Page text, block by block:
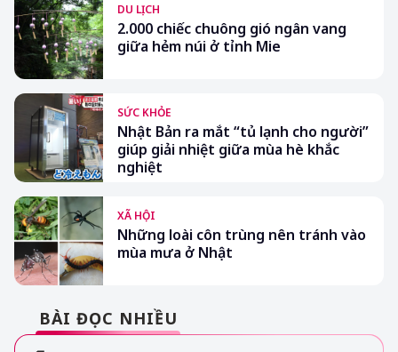
DU LỊCH
2.000 chiếc chuông gió ngân vang
giữa hẻm núi ở tỉnh Mie
SỨC KHỎE
Nhật Bản ra mắt “tủ lạnh cho người”
giúp giải nhiệt giữa mùa hè khắc
nghiệt
XÃ HỘI
Những loài côn trùng nên tránh vào
mùa mưa ở Nhật
BÀI ĐỌC NHIỀU